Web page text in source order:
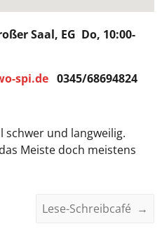
Saal, EG Do, 10:00-
spi.de 0345/68694824
und langweilig.
Meiste doch meistens
Lese-Schreibcafé →